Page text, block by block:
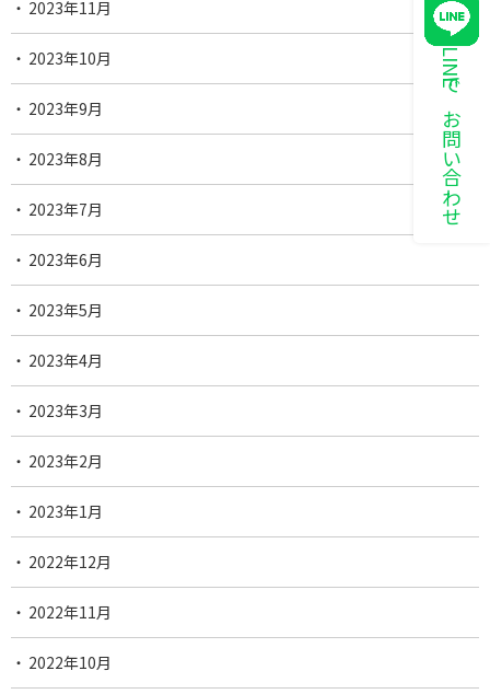
LINEでお問い合わせ
2023年11月
2023年10月
2023年9月
2023年8月
2023年7月
2023年6月
2023年5月
2023年4月
2023年3月
2023年2月
2023年1月
2022年12月
2022年11月
2022年10月